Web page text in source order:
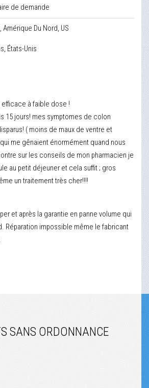
de demande
Amérique Du Nord, US
États-Unis
à faible dose !
15 jours! mes symptomes de colon
( moins de maux de ventre et
me gênaient énormément quand nous
sur les conseils de mon pharmacien je
au petit déjeuner et cela suffit ; gros
un traitement très cher!!!!
et après la garantie en panne volume qui
Réparation impossible même le fabricant
SANS ORDONNANCE